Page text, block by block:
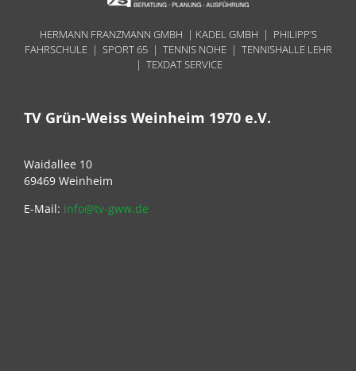
HERMANN FRANZMANN GMBH | KADEL GMBH | PHILIPP’S
FAHRSCHULE | SPORT 65 | TENNIS NOHE | TENNISHALLE LEHR
| TEXDAT SERVICE
TV Grün-Weiss Weinheim 1970 e.V.
Waidallee 10
69469 Weinheim
E-Mail: info@tv-gww.de